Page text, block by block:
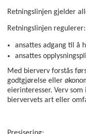
Retningslinjen gjelder
Retningslinjen regulerer:
ansattes adgang til å
ansattes
Med bierverv forstås
godtgjørelse eller
eierinteresser. Verv
biervervets art eller